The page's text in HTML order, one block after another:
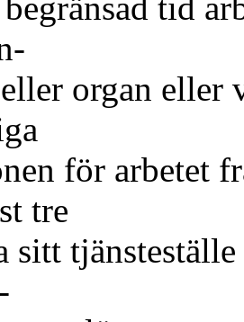
organ eller
för arbetet
tre
sitt